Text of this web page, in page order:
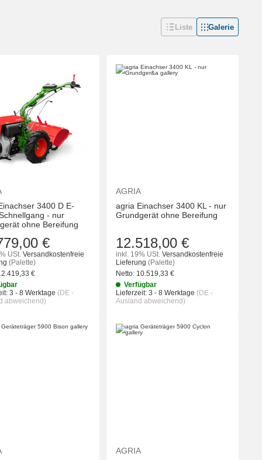
Liste Galerie
3400 D E-
- nur
ohne Bereifung
€
USt. Versandkostenfreie
(Palette)
€
3 - 8 Werktage (DE -
abweichend)
AGRIA
agria Einachser 3400 KL - nur
Grundgerät ohne Bereifung
12.518,00 €
inkl. 19% USt. Versandkostenfreie
Lieferung (Palette)
Netto: 10.519,33 €
Verfügbar
Lieferzeit: 3 - 8 Werktage (DE -
Ausland abweichend)
AGRIA